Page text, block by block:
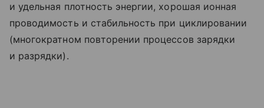
и удельная плотность энергии, хорошая ионная
проводимость и стабильность при циклировании
(многократном повторении процессов зарядки
и разрядки).